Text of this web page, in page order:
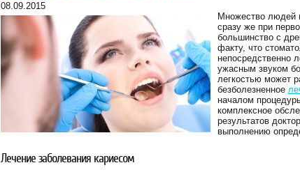
08.09.2015
Множество людей
сразу же при
большинство с
факту, что
непосредственно
ужасным звуком
легкостью может
безболезненное
началом
комплексное
результатов
выполнению
Лечение заболевания кариесом